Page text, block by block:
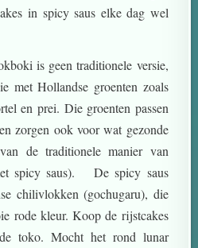
in spicy saus elke dag wel
is geen traditionele versie,
met Hollandse groenten zoals
en prei. Die groenten passen
zorgen ook voor wat gezonde
de traditionele manier van
spicy saus). De spicy saus
chilivlokken (gochugaru), die
rode kleur. Koop de rijstcakes
toko. Mocht het rond lunar